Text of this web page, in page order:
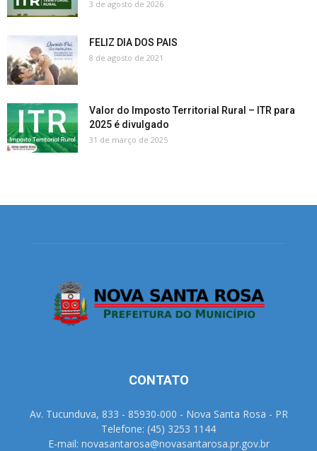
3 de agosto de 2026
FELIZ DIA DOS PAIS
8 de agosto de 2021
Valor do Imposto Territorial Rural – ITR para
2025 é divulgado
31 de março de 2025
CONTATO
Av. Tucunduva, 833 - 85930-000 - Nova Santa Rosa - PR
Telefone: (45) 3253 1144
E-mail: novasantarosa@novasantarosa.pr.gov.br